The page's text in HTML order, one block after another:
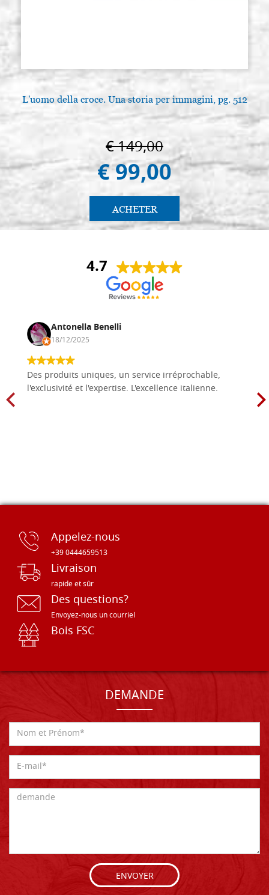
L'uomo della croce. Una storia per immagini, pg. 512
€ 149,00
€ 99,00
ACHETER
4.7
Antonella Benelli
18/12/2025
Des produits uniques, un service irréprochable,
l'exclusivité et l'expertise. L'excellence italienne.
Appelez-nous
+39 0444659513
Livraison
rapide et sûr
Des questions?
Envoyez-nous un courriel
Bois FSC
DEMANDE
ENVOYER